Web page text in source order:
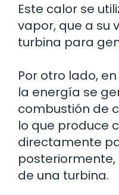
Este calor se
vapor, que a su
turbina para
Por otro lado,
la energía se
combustión de
lo que produce
directamente
de una turbina.